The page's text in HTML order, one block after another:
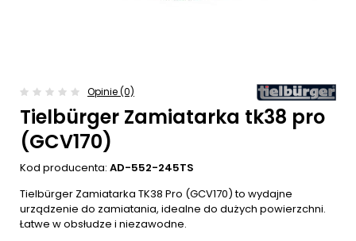
Opinie (0)
Tielbürger Zamiatarka tk38 pro
(GCV170)
Kod producenta: AD-552-245TS
Tielbürger Zamiatarka TK38 Pro (GCV170) to wydajne
urządzenie do zamiatania, idealne do dużych powierzchni.
Łatwe w obsłudze i niezawodne.